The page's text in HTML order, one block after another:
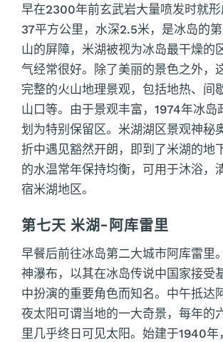
早在2300年前玄武岩大量喷发时就
37平方公里，水深2.5米，是冰岛的
山的屏障，米湖被视为冰岛最干燥的
气经常很好。除了美丽的景色之外，
完整的火山地理景观，包括地热、间
山口等。由于景观丰富，1974年冰岛
划为特别保留区。米湖湖区景观神秘
折中遇见豁然开朗，即到了米湖的地
的水温常年保持均衡，可用于沐浴，
宿米湖地区。
第七天 米湖-阿库雷里
早餐后前往冰岛第二大城市阿库雷里
神瀑布，以其在冰岛传说中国家接受
中扮演的重要角色而知名。中午抵达
夜太阳可谓当地的一大奇景，每年的
里几乎终日可见太阳。始建于1940年